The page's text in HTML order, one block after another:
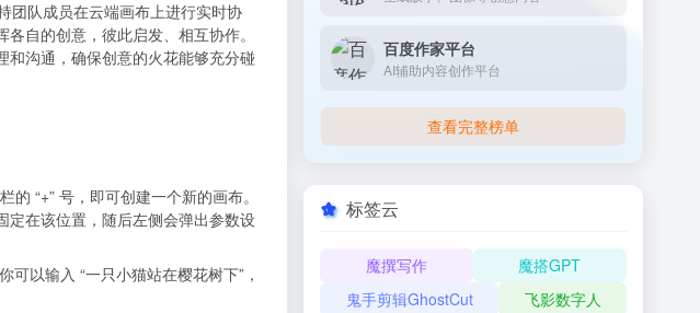
团队成员在云端画布上进行实时协
自的创意，彼此启发、相互协作。
沟通，确保创意的火花能够充分碰
“+” 号，即可创建一个新的画布。
定在该位置，随后左侧会弹出参数设
以输入 “一只小猫站在樱花树下”，
百度作家平台
AI辅助内容创作平台
查看完整榜单
标签云
魔撰写作
魔搭GPT
鬼手剪辑GhostCut
飞影数字人